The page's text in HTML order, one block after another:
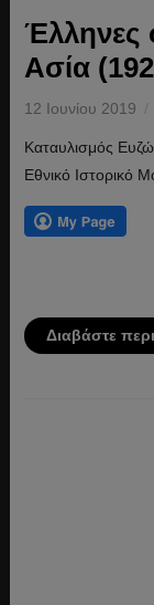
Έλληνες
Ασία
12 Ιουνίου 2019
Καταυλισμός
Εθνικό Ιστορικό
Διαβάστε